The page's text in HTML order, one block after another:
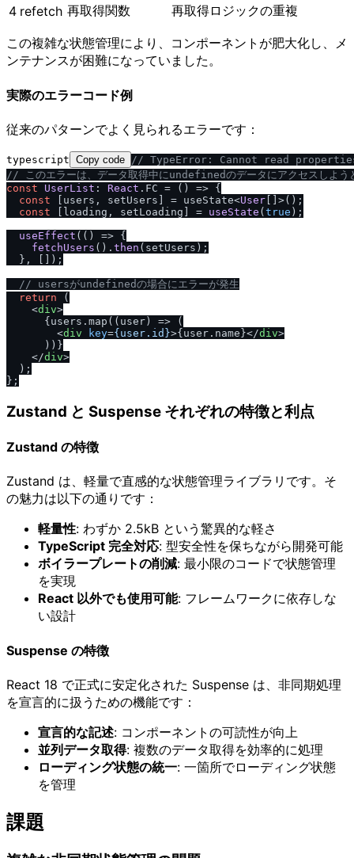
4 refetch 再取得関数 再取得ロジックの重複
この複雑な状態管理により、コンポーネントが肥大化し、メ
ンテナンスが困難になっていました。
実際のエラーコード例
従来のパターンでよく見られるエラーです：
typescript Copy code // TypeError: Cannot read
// このエラーは、データ取得中にundefinedのデータにアクセスしよう
const
UserList : React . FC = () => {
const [users, setUsers] = useState<User []>();
const [loading, setLoading] = useState ( true );
useEffect ( () => {
fetchUsers (). then (setUsers);
  }, []);
// usersがundefinedの場合にエラーが発生
return (
<div>
      {users.map((user) => (
<div key={user.id}>{user.name}</div>
      ))}
</div>
  );
Zustand と Suspense それぞれの特徴と利点
Zustand の特徴
Zustand は、軽量で直感的な状態管理ライブラリです。そ
の魅力は以下の通りです：
軽量性: わずか 2.5kB という驚異的な軽さ
TypeScript 完全対応: 型安全性を保ちながら開発可能
ボイラープレートの削減: 最小限のコードで状態管理
を実現
React 以外でも使用可能: フレームワークに依存しな
い設計
Suspense の特徴
React 18 で正式に安定化された Suspense は、非同期処理
を宣言的に扱うための機能です：
宣言的な記述: コンポーネントの可読性が向上
並列データ取得: 複数のデータ取得を効率的に処理
ローディング状態の統一: 一箇所でローディング状態
を管理
課題